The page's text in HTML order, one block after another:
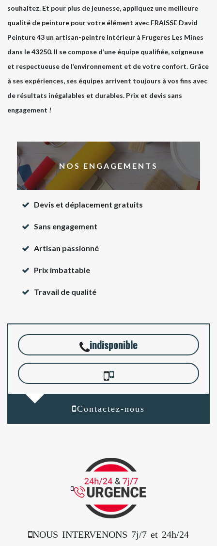
souhaitez. Et pour plus de jeunesse, appliquez une meilleure
qualité de peinture pour votre élément avec FRAISSE David
Peinture 43 un artisan-peintre intérieur à Frugeres Les Mines
dans le 43250. Il se compose d’une équipe qualifiée, soigneuse
et respectueuse de l’environnement et de votre confort. Grâce
à ses expériences, ses équipes arrivent toujours à vos fins avec
de résultats inégalables et durables. Prix et devis sans
engagement !
NOS ENGAGEMENTS
Devis et déplacement gratuits
Sans engagement
Artisan passionné
Prix imbattable
Travail de qualité
indisponible
Contactez-nous
NOUS INTERVENONS 7j/7 et 24h/24